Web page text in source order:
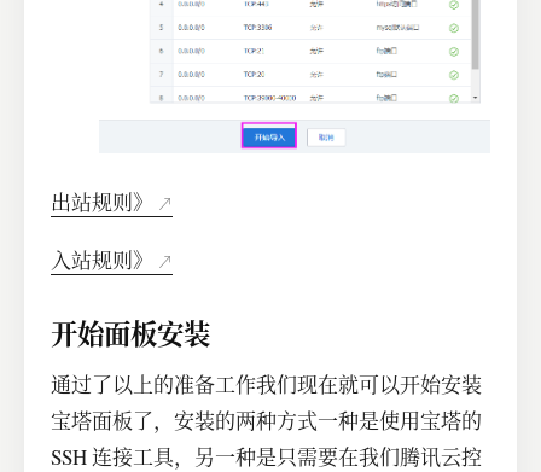
出站规则》
入站规则》
开始面板安装
通过了以上的准备工作我们现在就可以开始安装
宝塔面板了，安装的两种方式一种是使用宝塔的
SSH 连接工具，另一种是只需要在我们腾讯云控